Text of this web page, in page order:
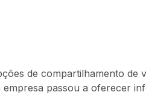
de compartilhamento de
passou a oferecer